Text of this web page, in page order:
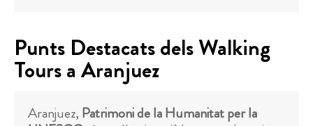
Punts Destacats dels Walking
Tours a Aranjuez
Aranjuez, Patrimoni de la Humanitat per la